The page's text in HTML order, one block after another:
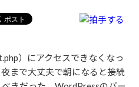
）にアクセスできなくなっ
まで大丈夫で朝になると接続